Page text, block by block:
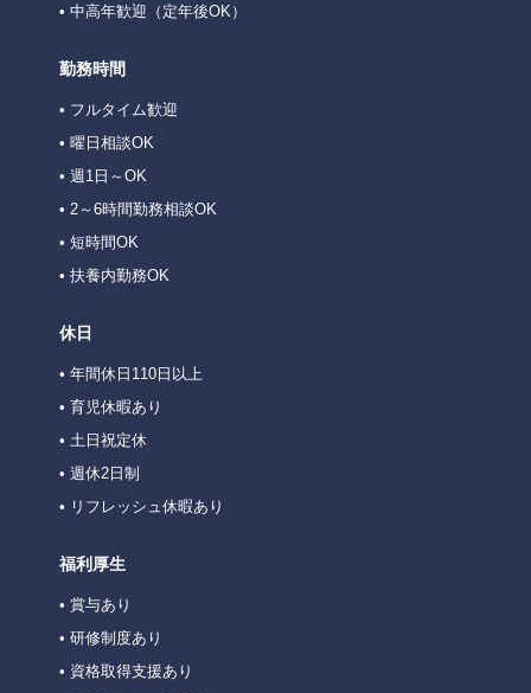
• 中高年歓迎（定年後OK）
勤務時間
• フルタイム歓迎
• 曜日相談OK
• 週1日～OK
• 2～6時間勤務相談OK
• 短時間OK
• 扶養内勤務OK
休日
• 年間休日110日以上
• 育児休暇あり
• 土日祝定休
• 週休2日制
• リフレッシュ休暇あり
福利厚生
• 賞与あり
• 研修制度あり
• 資格取得支援あり